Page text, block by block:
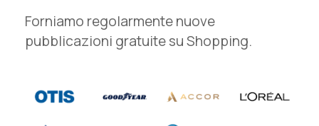
Forniamo regolarmente nuove
pubblicazioni gratuite su Shopping.